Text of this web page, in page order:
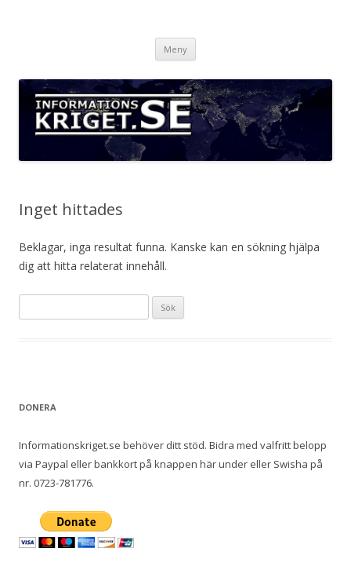
Meny
Inget hittades
Beklagar, inga resultat funna. Kanske kan en sökning hjälpa
dig att hitta relaterat innehåll.
ö
DONERA
Informationskriget.se behöver ditt stöd. Bidra med valfritt belopp
via Paypal eller bankkort på knappen här under eller Swisha på
nr. 0723-781776.